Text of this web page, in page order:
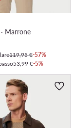
Marrone
119,95 €-57%
53,99 €-5%